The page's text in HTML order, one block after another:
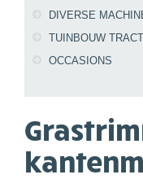
DIVERSE
TUINBOUW
OCCASIONS